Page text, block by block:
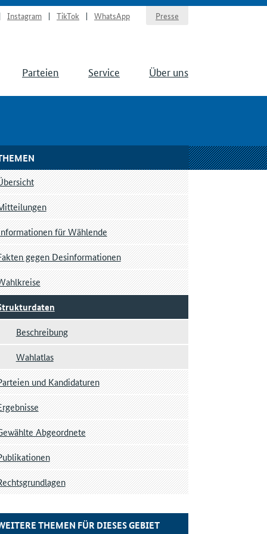
Instagram TikTok WhatsApp Presse
Parteien Service Über uns
für Wählende
gegen Desinformationen
Beschreibung
Wahlatlas
und Kandidaturen
Abgeordnete
THEMEN FÜR DIESES GEBIET